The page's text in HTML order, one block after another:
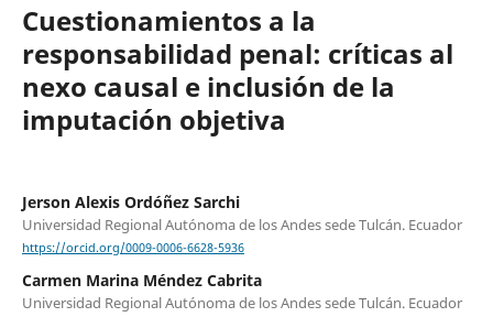
Cuestionamientos a la
responsabilidad penal: críticas al
nexo causal e inclusión de la
imputación objetiva
Jerson Alexis Ordóñez Sarchi
Universidad Regional Autónoma de los Andes sede Tulcán. Ecuador
https://orcid.org/0009-0006-6628-5936
Carmen Marina Méndez Cabrita
Universidad Regional Autónoma de los Andes sede Tulcán. Ecuador